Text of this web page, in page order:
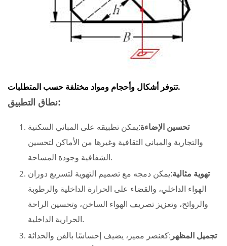
تتوفر أشكال وأحجام ومواد مختلفة حسب المتطلبات.
نطاق التطبيق:
تحسين الإضاءة:يمكن تطبيقه على المباني السكنية
والتجارية والمباني الثقافية وغيرها من الأماكن لتحسين
الشفافية وجودة المساحة.
تهوية مثالية:يمكن دمجه مع تصميم التهوية لتسريع دوران
الهواء الداخلي، والقضاء على الحرارة الداخلية والرطوبة
والروائح، وتعزيز تصريف الهواء الساخن، وتحسين الراحة
الحرارية الداخلية.
تجميل المظهر :كعنصر مميز، يضيف إحساسًا بالفن والحداثة